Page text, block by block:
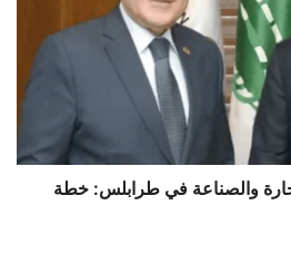
والصناعة في طرابلس: خطة